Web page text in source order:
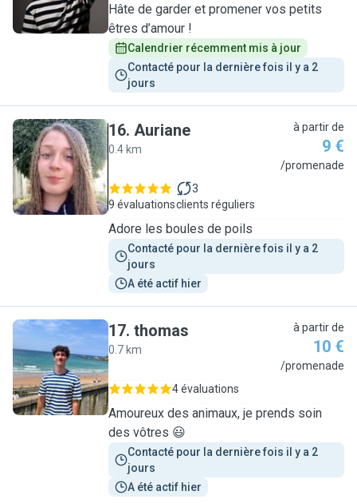
Hâte de garder et promener vos petits
êtres d’amour !
Calendrier récemment mis à jour
Contacté pour la dernière fois il y a 2
jours
A
16. Auriane
0.4 km
à partir de
9 €
/promenade
9 évaluations
3
clients réguliers
Adore les boules de poils
Contacté pour la dernière fois il y a 2
jours
A été actif hier
T
17. thomas
0.7 km
à partir de
10 €
/promenade
4 évaluations
Amoureux des animaux, je prends soin
des vôtres 😃
Contacté pour la dernière fois il y a 2
jours
A été actif hier